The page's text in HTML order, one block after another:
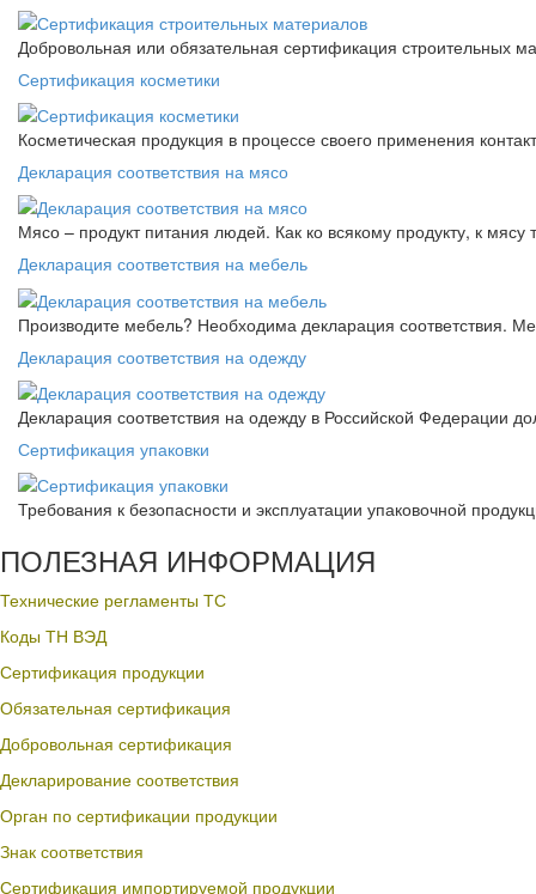
Добровольная или обязательная сертификация строительных
Сертификация косметики
Косметическая продукция в процессе своего применения
Декларация соответствия на мясо
Мясо – продукт питания людей. Как ко всякому продукту, к мясу
Декларация соответствия на мебель
Производите мебель? Необходима декларация соответствия.
Декларация соответствия на одежду
Декларация соответствия на одежду в Российской Федерации
Сертификация упаковки
Требования к безопасности и эксплуатации упаковочной
ПОЛЕЗНАЯ ИНФОРМАЦИЯ
Технические регламенты ТС
Коды ТН ВЭД
Сертификация продукции
Обязательная сертификация
Добровольная сертификация
Декларирование соответствия
Орган по сертификации продукции
Знак соответствия
Сертификация импортируемой продукции